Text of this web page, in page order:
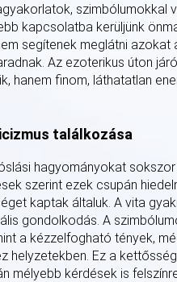
szimbólumokkal
kapcsolatba kerüljünk
segítenek meglátni
Az ezoterikus úton
hanem finom, láthatatlan
találkozása
hagyományokat
szerint ezek csupán
kaptak általuk. A vita
gondolkodás. A
a kézzelfogható tények,
helyzetekben. Ez a
mélyebb kérdések is